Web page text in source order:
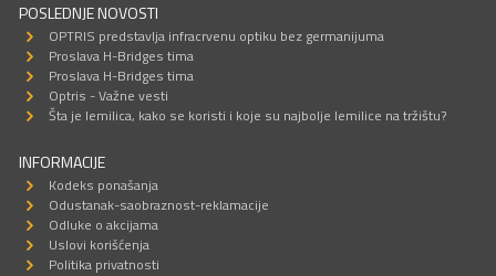
POSLEDNJE NOVOSTI
OPTRIS predstavlja infracrvenu optiku bez germanijuma
Proslava H-Bridges tima
Proslava H-Bridges tima
Optris - Važne vesti
Šta je lemilica, kako se koristi i koje su najbolje lemilice na tržištu?
INFORMACIJE
Kodeks ponašanja
Odustanak-saobraznost-reklamacije
Odluke o akcijama
Uslovi korišćenja
Politika privatnosti